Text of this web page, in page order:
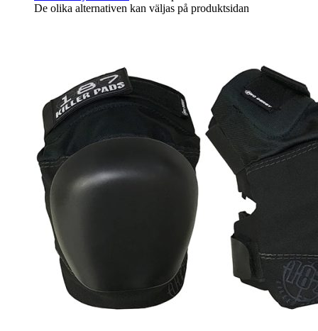
De olika alternativen kan väljas på produktsidan